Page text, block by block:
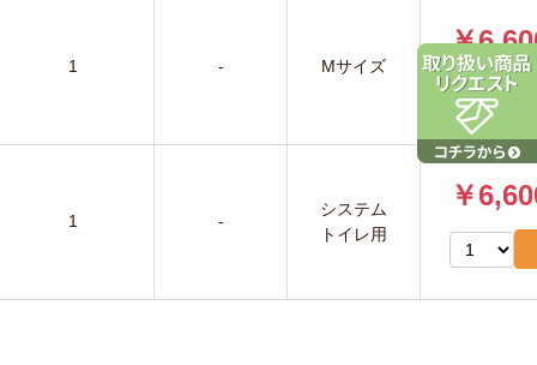
1 - Mサイズ
￥
1 -
システム
トイレ用
￥